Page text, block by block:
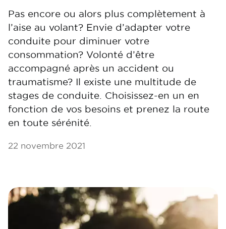
Pas encore ou alors plus complètement à
l’aise au volant? Envie d’adapter votre
conduite pour diminuer votre
consommation? Volonté d’être
accompagné après un accident ou
traumatisme? Il existe une multitude de
stages de conduite. Choisissez-en un en
fonction de vos besoins et prenez la route
en toute sérénité.
22 novembre 2021